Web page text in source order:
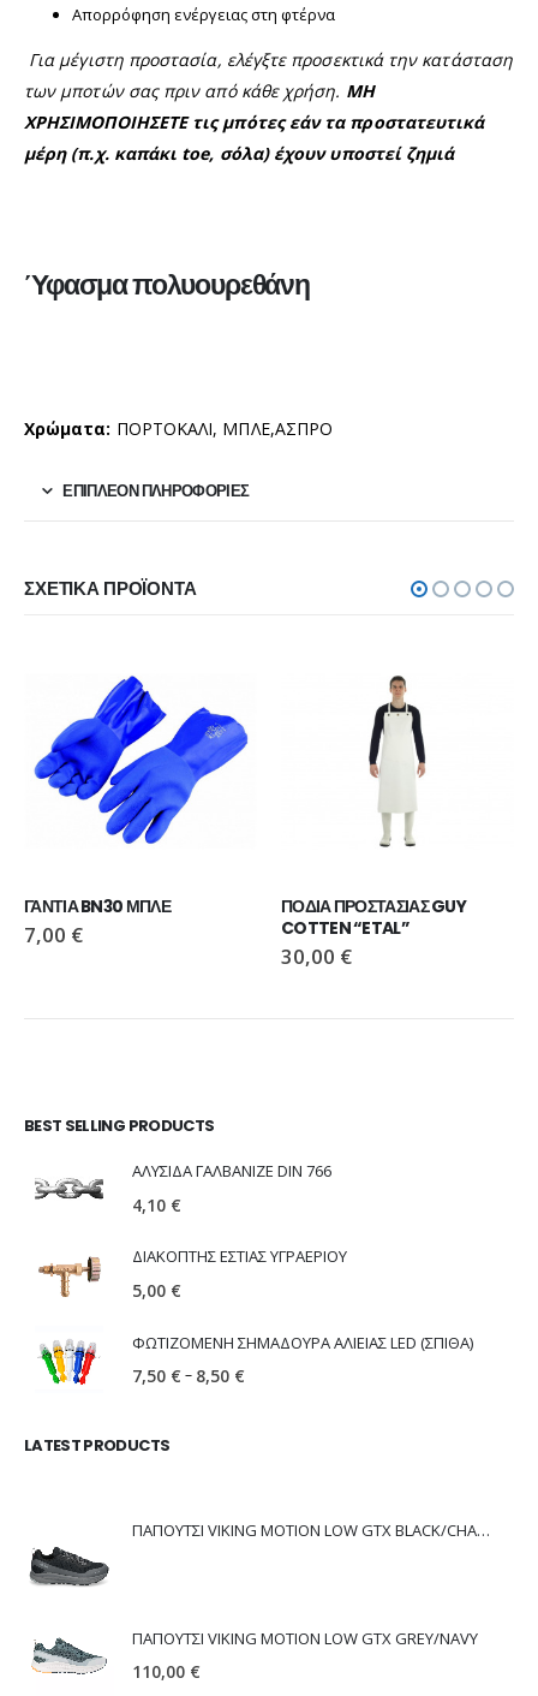
Απορρόφηση ενέργειας στη φτέρνα
Για μέγιστη προστασία, ελέγξτε προσεκτικά την κατάσταση
των μποτών σας πριν από κάθε χρήση. ΜΗ
ΧΡΗΣΙΜΟΠΟΙΗΣΕΤΕ τις μπότες εάν τα προστατευτικά
μέρη (π.χ. καπάκι toe, σόλα) έχουν υποστεί ζημιά
Ύφασμα πολυουρεθάνη
Χρώματα: ΠΟΡΤΟΚΑΛΙ, ΜΠΛΕ,ΑΣΠΡΟ
ΕΠΙΠΛΈΟΝ ΠΛΗΡΟΦΟΡΊΕΣ
ΣΧΕΤΙΚΆ ΠΡΟΪΌΝΤΑ
ΓΑΝΤΙΑ BN30 ΜΠΛΕ
7,00 €
ΠΟΔΙΑ ΠΡΟΣΤΑΣΙΑΣ GUY
COTTEN “ETAL”
30,00 €
BEST SELLING PRODUCTS
ΑΛΥΣΙΔΑ ΓΑΛΒΑΝΙΖΕ DIN 766
4,10 €
ΔΙΑΚΟΠΤΗΣ ΕΣΤΙΑΣ ΥΓΡΑΕΡΙΟΥ
5,00 €
ΦΩΤΙΖΟΜΕΝΗ ΣΗΜΑΔΟΥΡΑ ΑΛΙΕΙΑΣ LED (ΣΠΙΘΑ)
7,50 € – 8,50 €
LATEST PRODUCTS
ΠΑΠΟΥΤΣΙ VIKING MOTION LOW GTX BLACK/CHARCOAL
ΠΑΠΟΥΤΣΙ VIKING MOTION LOW GTX GREY/NAVY
110,00 €